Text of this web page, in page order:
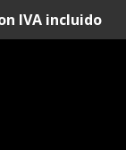
IVA incluido